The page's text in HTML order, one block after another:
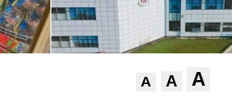
A A A